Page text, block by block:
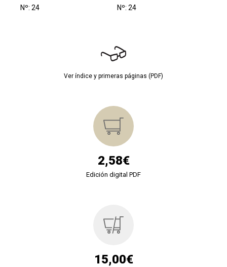
Nº: 24 Nº: 24
Ver índice y primeras páginas (PDF)
2,58€
Edición digital PDF
15,00€